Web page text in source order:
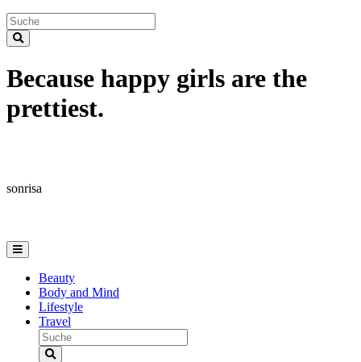
Because happy girls are the
prettiest.
sonrisa
Beauty
Body and Mind
Lifestyle
Travel